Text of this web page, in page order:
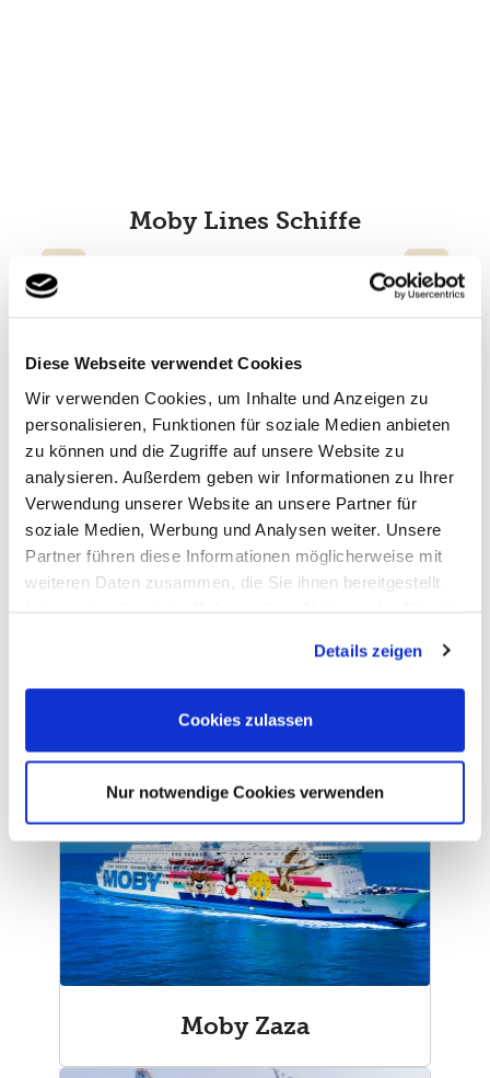
Diese Webseite verwendet Cookies
Wir verwenden Cookies, um Inhalte und Anzeigen zu
personalisieren, Funktionen für soziale Medien anbieten
zu können und die Zugriffe auf unsere Website zu
analysieren. Außerdem geben wir Informationen zu Ihrer
Verwendung unserer Website an unsere Partner für
soziale Medien, Werbung und Analysen weiter. Unsere
Partner führen diese Informationen möglicherweise mit
weiteren Daten zusammen, die Sie ihnen bereitgestellt
Cookies, wenn Sie unsere Webseite weiterhin nutzen.
Details zeigen
Cookies zulassen
Nur notwendige Cookies verwenden
Moby Lines Schiffe
Moby Vincent
Moby Wonder
Moby Zaza